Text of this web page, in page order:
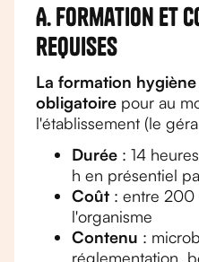
A. Formation et
requises
La formation
obligatoire pour au
l'établissement (le
Durée : 14
h en présentiel
Coût : entre
l'organisme
Contenu :
réglementation,